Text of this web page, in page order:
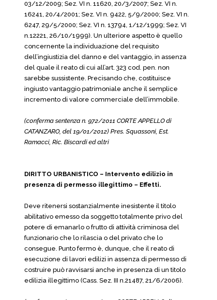
03/12/2009; Sez. VI n. 11620, 20/3/2007; Sez. VI n.
16241, 20/4/2001; Sez. VI n. 9422, 5/9/2000; Sez. VI n.
6247, 29/5/2000; Sez. VI n. 13794, 1/12/1999; Sez. VI
n.12221, 26/10/1999). Un ulteriore aspetto è quello
concernente la individuazione del requisito
dell’ingiustizia del danno e del vantaggio, in assenza
del quale il reato di cui all’art. 323 cod. pen. non
sarebbe sussistente. Precisando che, costituisce
ingiusto vantaggio patrimoniale anche il semplice
incremento di valore commerciale dell’immobile.
(conferma sentenza n. 972/2011 CORTE APPELLO di
CATANZARO, del 19/01/2012) Pres. Squassoni, Est.
Ramacci, Ric. Biscardi ed altri
DIRITTO URBANISTICO – Intervento edilizio in
presenza di permesso illegittimo – Effetti.
Deve ritenersi sostanzialmente inesistente il titolo
abilitativo emesso da soggetto totalmente privo del
potere di emanarlo o frutto di attività criminosa del
funzionario che lo rilascia o del privato che lo
consegue. Punto fermo è, dunque, che il reato di
esecuzione di lavori edilizi in assenza di permesso di
costruire può ravvisarsi anche in presenza di un titolo
edilizia illegittimo (Cass. Sez. III n.21487, 21/6/2006).